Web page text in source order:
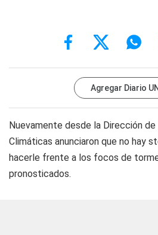
Agregar Diario
Nuevamente desde la Dirección de
Climáticas anunciaron que no hay
hacerle frente a los focos de
pronosticados.